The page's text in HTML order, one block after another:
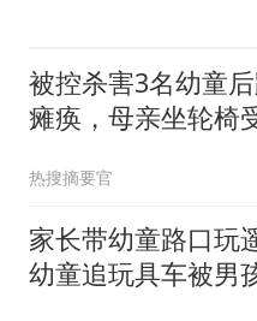
被控杀害3名幼童
瘫痪，母亲坐轮椅
热搜摘要官
家长带幼童路口玩
幼童追玩具车被男